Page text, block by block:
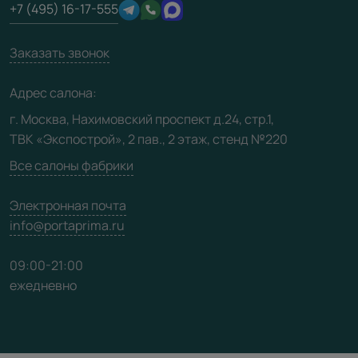
Техническая информация
Юридическая информация
Производство
Вакансии
Видео
Карта сайта
+7 (495) 16-17-555
Заказать звонок
Адрес салона:
г. Москва, Нахимовский проспект д.24, стр.1,
ТВК «Экспострой», 2 пав., 2 этаж, стенд №220
Все салоны фабрики
Электронная почта
info@portaprima.ru
09:00-21:00
ежедневно